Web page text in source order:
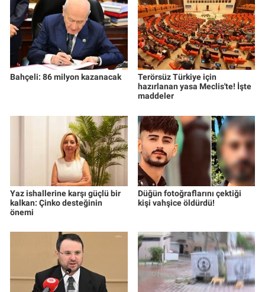
Bahçeli: 86 milyon kazanacak
Terörsüz Türkiye için
hazırlanan yasa Meclis'te! İşte
maddeler
Yaz ishallerine karşı güçlü bir
kalkan: Çinko desteğinin
önemi
Düğün fotoğraflarını çektiği
kişi vahşice öldürdü!